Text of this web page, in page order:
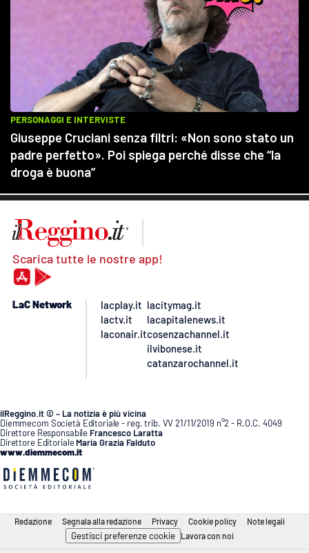
Scarica tutte le nostre app!
LaC Network
lacplay.it
lactv.it
laconair.it
lacitymag.it
lacapitalenews.it
cosenzachannel.it
ilvibonese.it
catanzarochannel.it
ilReggino.it © – La notizia è più vicina
Diemmecom Società Editoriale - reg. trib. VV 21/11/2019 n°2 - R.O.C. 4049
Direttore Responsabile Francesco Laratta
Direttore Editoriale Maria Grazia Falduto
www.diemmecom.it
Redazione Segnala alla redazione Privacy Cookie policy Note legali
Gestisci preferenze cookie Lavora con noi